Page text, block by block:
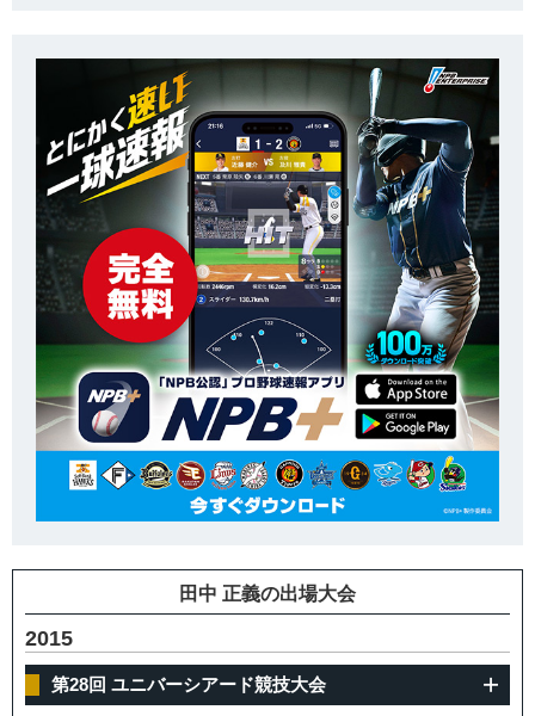
田中 正義の出場大会
2015
第28回 ユニバーシアード競技大会